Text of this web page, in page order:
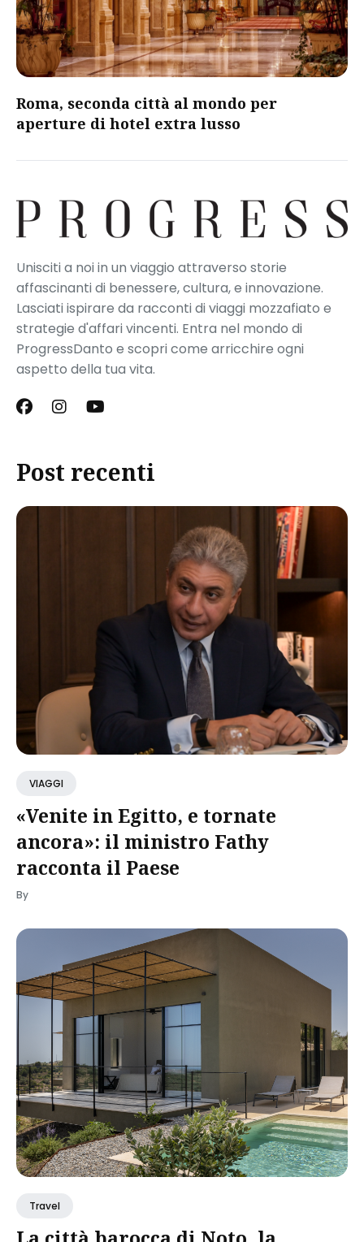
Roma, seconda città al mondo per
aperture di hotel extra lusso
Unisciti a noi in un viaggio attraverso storie
affascinanti di benessere, cultura, e innovazione.
Lasciati ispirare da racconti di viaggi mozzafiato e
strategie d'affari vincenti. Entra nel mondo di
ProgressDanto e scopri come arricchire ogni
aspetto della tua vita.
Post recenti
VIAGGI
«Venite in Egitto, e tornate
ancora»: il ministro Fathy
racconta il Paese
By
Travel